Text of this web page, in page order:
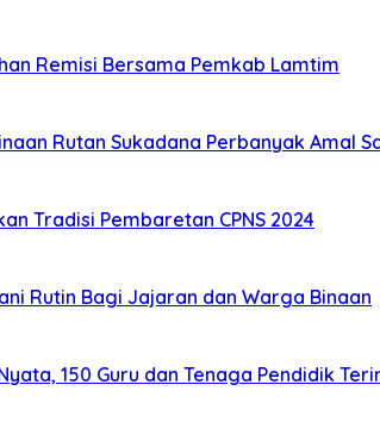
Remisi Bersama Pemkab Lamtim
Rutan Sukadana Perbanyak Amal
Tradisi Pembaretan CPNS 2024
Rutin Bagi Jajaran dan Warga Binaan
150 Guru dan Tenaga Pendidik